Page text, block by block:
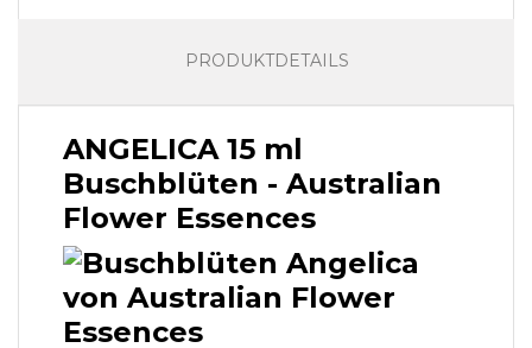
PRODUKTDETAILS
ANGELICA 15 ml
Buschblüten - Australian
Flower Essences